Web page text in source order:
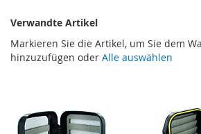
Verwandte Artikel
Markieren Sie die Artikel, um Sie dem
hinzuzufügen oder Alle auswählen